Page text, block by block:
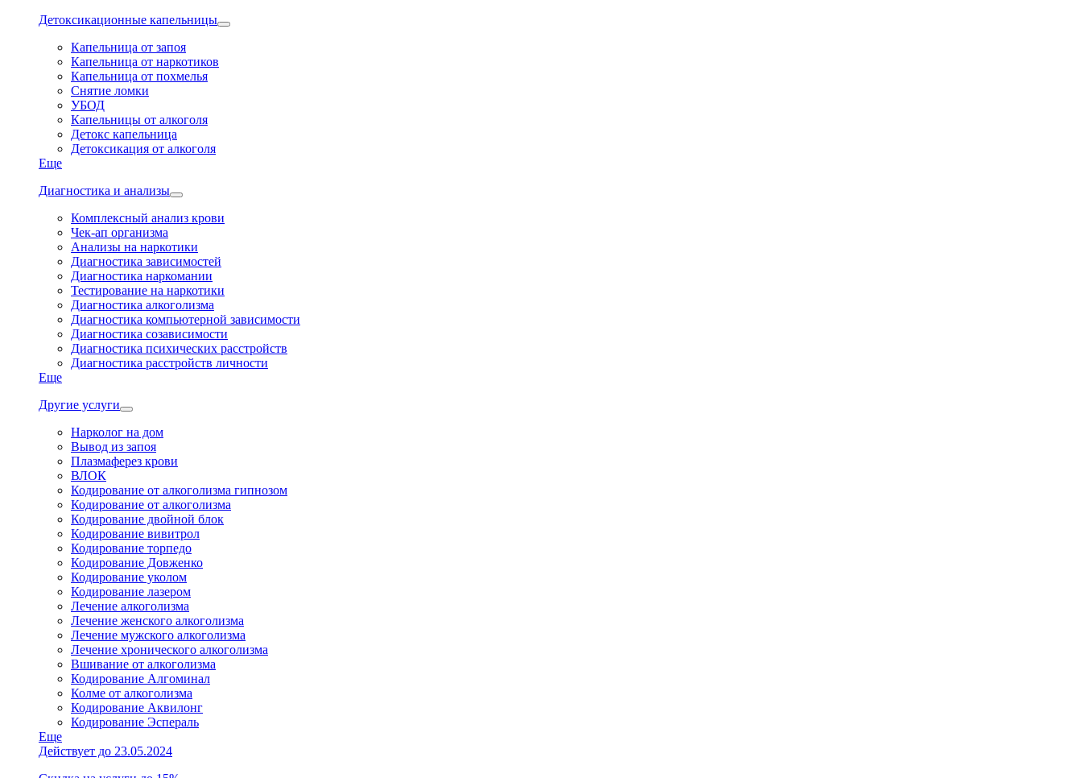
Детоксикационные капельницы
Капельница от запоя
Капельница от наркотиков
Капельница от похмелья
Снятие ломки
УБОД
Капельницы от алкоголя
Детокс капельница
Детоксикация от алкоголя
Еще
Диагностика и анализы
Комплексный анализ крови
Чек-ап организма
Анализы на наркотики
Диагностика зависимостей
Диагностика наркомании
Тестирование на наркотики
Диагностика алкоголизма
Диагностика компьютерной зависимости
Диагностика созависимости
Диагностика психических расстройств
Диагностика расстройств личности
Еще
Другие услуги
Нарколог на дом
Вывод из запоя
Плазмаферез крови
ВЛОК
Кодирование от алкоголизма гипнозом
Кодирование от алкоголизма
Кодирование двойной блок
Кодирование вивитрол
Кодирование торпедо
Кодирование Довженко
Кодирование уколом
Кодирование лазером
Лечение алкоголизма
Лечение женского алкоголизма
Лечение мужского алкоголизма
Лечение хронического алкоголизма
Вшивание от алкоголизма
Кодирование Алгоминал
Колме от алкоголизма
Кодирование Аквилонг
Кодирование Эспераль
Еще
Действует до 23.05.2024